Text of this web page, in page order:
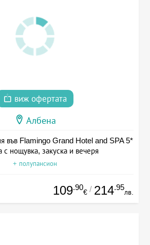
виж офертата
Албена
във Flamingo Grand Hotel and SPA 5*
с нощувка, закуска и вечеря
+ полупансион
109.90
€ / 214.95
лв.